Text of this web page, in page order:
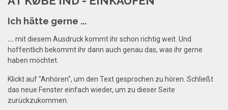
Ich hätte gerne ...
... mit diesem Ausdruck kommt ihr schon richtig weit. Und
hoffentlich bekommt ihr dann auch genau das, was ihr gerne
haben möchtet.
Klickt auf "Anhören", um den Text gesprochen zu hören. Schließt
das neue Fenster einfach wieder, um zu dieser Seite
zurückzukommen.